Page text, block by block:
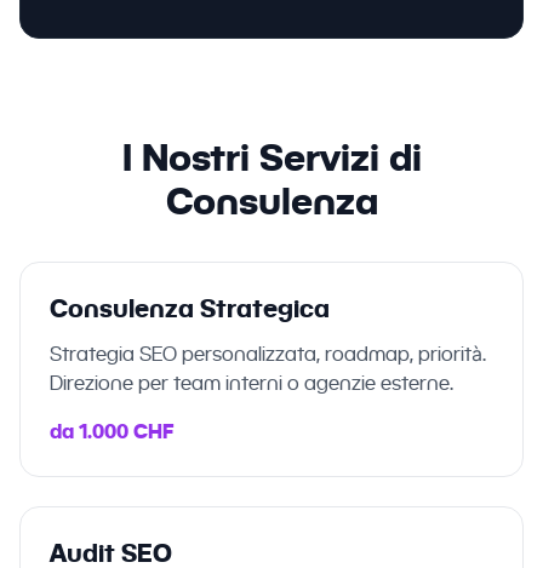
I Nostri Servizi di
Consulenza
Consulenza Strategica
Strategia SEO personalizzata, roadmap, priorità.
Direzione per team interni o agenzie esterne.
da 1.000 CHF
Audit SEO